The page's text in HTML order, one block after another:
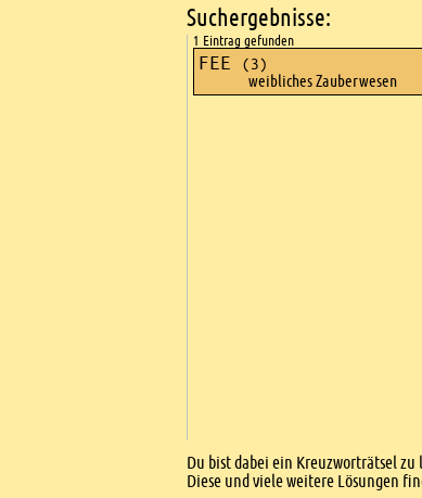
Suchergebnisse:
1 Eintrag gefunden
FEE (3)
weibliches Zauberwesen
Einleitung
Du bist dabei ein Kreuzworträtsel
Diese und viele weitere Lösungen